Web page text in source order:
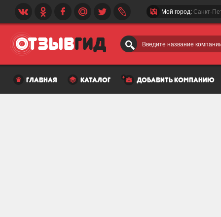
Введите название
Мой город: Санкт-
главная каталог добавить компанию